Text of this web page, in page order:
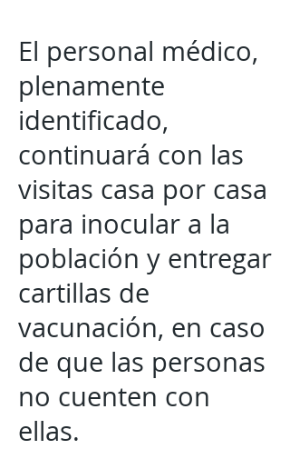
El personal médico,
plenamente
identificado,
continuará con las
visitas casa por casa
para inocular a la
población y entregar
cartillas de
vacunación, en caso
de que las personas
no cuenten con
ellas.